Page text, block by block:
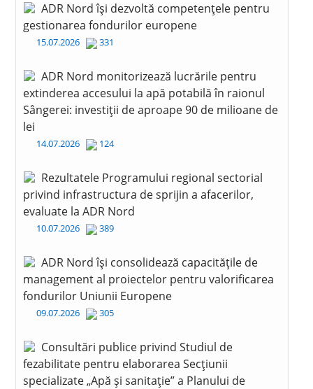
ADR Nord își dezvoltă competențele pentru
gestionarea fondurilor europene
15.07.2026 331
ADR Nord monitorizează lucrările pentru
extinderea accesului la apă potabilă în raionul
Sângerei: investiții de aproape 90 de milioane de
lei
14.07.2026 124
Rezultatele Programului regional sectorial
privind infrastructura de sprijin a afacerilor,
evaluate la ADR Nord
10.07.2026 389
ADR Nord își consolidează capacitățile de
management al proiectelor pentru valorificarea
fondurilor Uniunii Europene
09.07.2026 305
Consultări publice privind Studiul de
fezabilitate pentru elaborarea Secțiunii
specializate „Apă și sanitație” a Planului de